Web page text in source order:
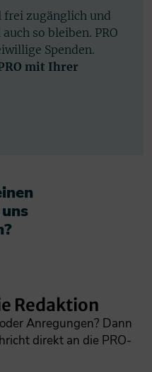
frei zugänglich und
so bleiben. PRO
Spenden.
mit Ihrer
Redaktion
Anregungen? Dann
direkt an die PRO-